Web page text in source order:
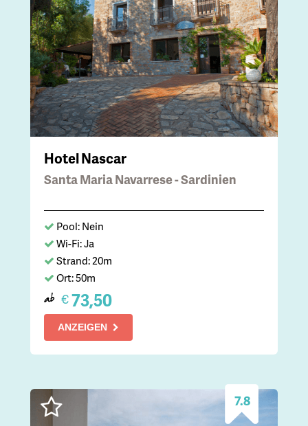
Hotel Nascar
Santa Maria Navarrese - Sardinien
Pool: Nein
Wi-Fi: Ja
Strand: 20m
Ort: 50m
ab €73,50
ANZEIGEN
7.8